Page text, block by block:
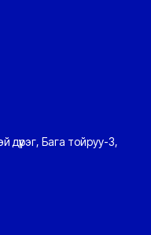
дүүрэг, Бага тойруу-3,